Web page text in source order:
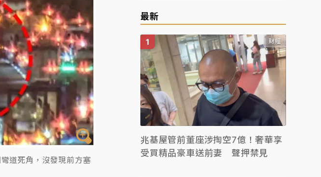
道死角，沒發現前方塞
最新
財經
兆基屋管前董座涉掏空7億！奢華享
受買精品豪車送前妻 聲押禁見